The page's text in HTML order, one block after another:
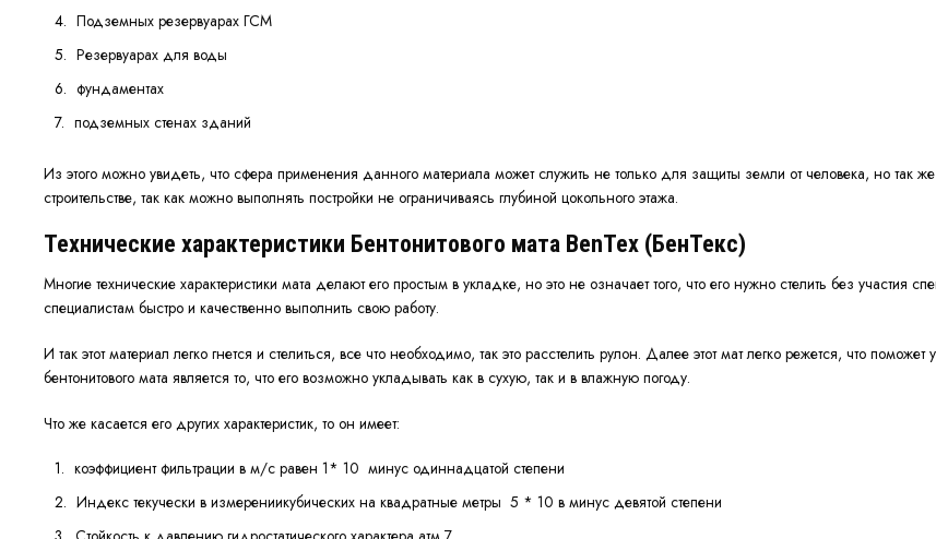
Подземных резервуарах ГСМ
Резервуарах для воды
фундаментах
подземных стенах зданий
Из этого можно увидеть, что сфера применения данного материала может служить не только для защиты земли от человека, но так
строительстве, так как можно выполнять постройки не ограничиваясь глубиной цокольного этажа.
Технические характеристики Бентонитового мата BenTex (БенТекс)
Многие технические характеристики мата делают его простым в укладке, но это не означает того, что его нужно стелить без участия
специалистам быстро и качественно выполнить свою работу.
И так этот материал легко гнется и стелиться, все что необходимо, так это расстелить рулон. Далее этот мат легко режется, что
бентонитового мата является то, что его возможно укладывать как в сухую, так и в влажную погоду.
Что же касается его других характеристик, то он имеет:
коэффициент фильтрации в м/с равен 1* 10 минус одиннадцатой степени
Индекс текучески в измерениикубических на квадратные метры 5 * 10 в минус девятой степени